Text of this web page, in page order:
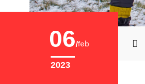
06 feb
2023